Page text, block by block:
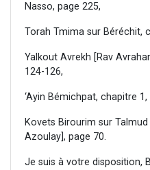
Nasso, page 225,
Torah Tmima sur Béréchit,
Yalkout Avrekh [Rav
124-126,
‘Ayin Bémichpat, chapitre 1,
Kovets Birourim sur
Azoulay], page 70.
Je suis à votre disposition,